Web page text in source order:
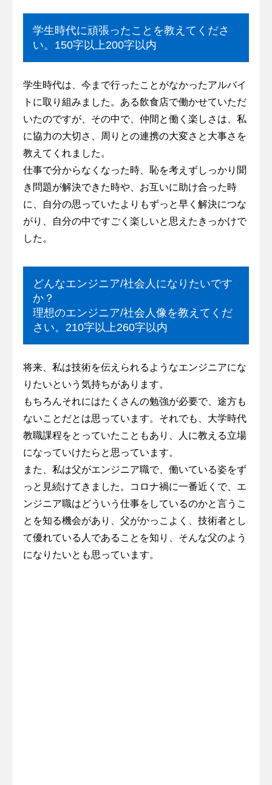
学生時代に頑張ったことを教えてくださ
い。150字以上200字以内
学生時代は、今まで行ったことがなかったアルバイ
トに取り組みました。ある飲食店で働かせていただ
いたのですが、その中で、仲間と働く楽しさは、私
に協力の大切さ、周りとの連携の大変さと大事さを
教えてくれました。
仕事で分からなくなった時、恥を考えずしっかり聞
き問題が解決できた時や、お互いに助け合った時
に、自分の思っていたよりもずっと早く解決につな
がり、自分の中ですごく楽しいと思えたきっかけで
した。
どんなエンジニア/社会人になりたいです
か？
理想のエンジニア/社会人像を教えてくだ
さい。210字以上260字以内
将来、私は技術を伝えられるようなエンジニアにな
りたいという気持ちがあります。
もちろんそれにはたくさんの勉強が必要で、途方も
ないことだとは思っています。それでも、大学時代
教職課程をとっていたこともあり、人に教える立場
になっていけたらと思っています。
また、私は父がエンジニア職で、働いている姿をず
っと見続けてきました。コロナ禍に一番近くで、エ
ンジニア職はどういう仕事をしているのかと言うこ
とを知る機会があり、父がかっこよく、技術者とし
て優れている人であることを知り、そんな父のよう
になりたいとも思っています。